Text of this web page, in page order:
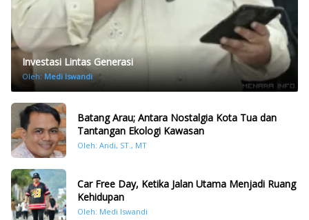
Investasi Lintas Generasi
Oleh: Medi Iswandi
Batang Arau; Antara Nostalgia Kota Tua dan
Tantangan Ekologi Kawasan
Oleh: Andi, ST., MT
Car Free Day, Ketika Jalan Utama Menjadi Ruang
Kehidupan
Oleh: Medi Iswandi